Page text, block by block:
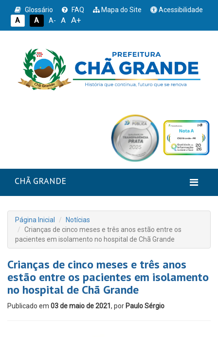
Glossário FAQ Mapa do Site
Acessibilidade
A
A A- A A+
CHÃ GRANDE
Página Inicial
Notícias
Crianças de cinco meses e três anos estão entre os
pacientes em isolamento no hospital de Chã Grande
Crianças de cinco meses e três anos
estão entre os pacientes em isolamento
no hospital de Chã Grande
Publicado em 03 de maio de 2021 , por Paulo Sérgio